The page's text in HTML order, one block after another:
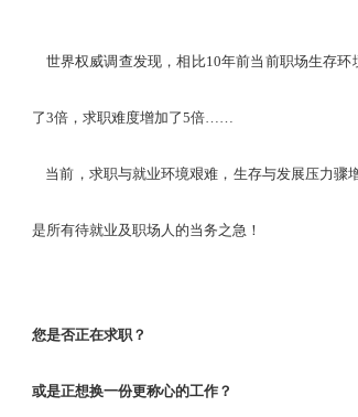
世界权威调查发现，相比10年前当前职场生存
了3倍，求职难度增加了5倍……
当前，求职与就业环境艰难，生存与发展压力
是所有待就业及职场人的当务之急！
您是否正在求职？
或是正想换一份更称心的工作？